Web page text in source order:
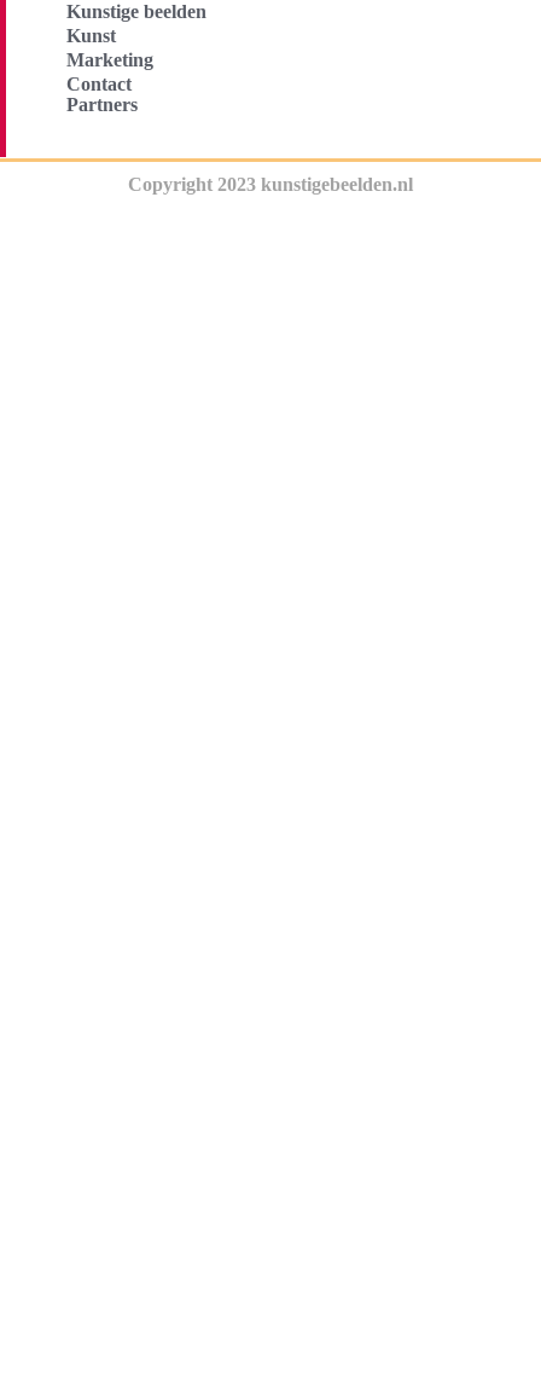
Kunstige beelden
Kunst
Marketing
Contact
Partners
Copyright 2023 kunstigebeelden.nl